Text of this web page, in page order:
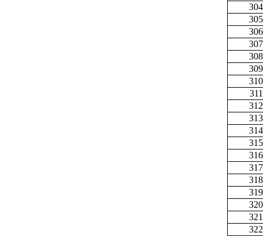
304
305
306
307
308
309
310
311
312
313
314
315
316
317
318
319
320
321
322